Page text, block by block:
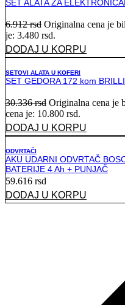
SET ALATA ZA
6.912rsd Originalna cena je
je: 3.480 rsd.
DODAJ U KORPU
SETOVI ALATA U KOFERI
SET GEDORA 172 kom
30.336rsd Originalna cena je
cena je: 10.800 rsd.
DODAJ U KORPU
ODVRTAČI
AKU UDARNI ODVRTAČ
BATERIJE 4 Ah + PUNJAČ
59.616 rsd
DODAJ U KORPU